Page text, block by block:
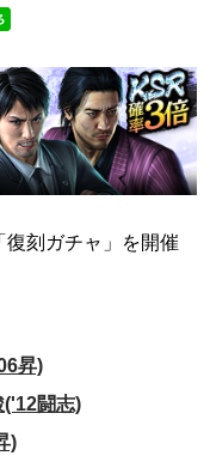
刻ガチャ」を開催
昇)
('12闘志)
)